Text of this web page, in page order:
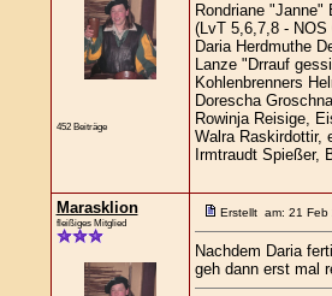
452 Beiträge
Rondriane "Janne"
(LvT 5,6,7,8 -
Daria Herdmuthe
Lanze "Drrauf
Kohlenbrenners
Dorescha
Rowinja Reisige,
Walra Raskirdottir,
Irmtraudt Spießer,
Marasklion
fleißiges Mitglied
Erstellt am: 21
Nachdem Daria
geh dann erst mal